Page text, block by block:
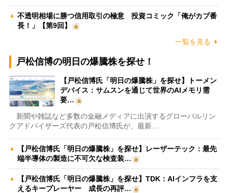
不透明相場に勝つ信用取引の極意 投資コミック「俺がカブ番
長！」【第9回】
一覧を見る
戸松信博の明日の爆騰株を探せ！
【戸松信博氏「明日の爆騰株」を探せ】トーメン
デバイス：サムスンを通じて世界のAIメモリ需
要…
新聞や雑誌など多数の金融メディアに出演するグローバルリン
クアドバイザーズ代表の戸松信博氏が、最新…
【戸松信博氏「明日の爆騰株」を探せ】レーザーテック：最先
端半導体の製造に不可欠な検査装…
【戸松信博氏「明日の爆騰株」を探せ】TDK：AIインフラを支
えるキープレーヤー 成長の再評…